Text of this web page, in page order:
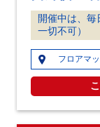
開催中は、
一切不可）
フロアマ